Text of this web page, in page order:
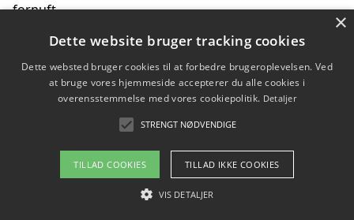
fornuft
Sådan kan du handle bæredygtigt og bestil med
faktura
Om / kontakt
Blog Betingelser
×
Dette website bruger tracking cookies
Dette websted bruger cookies til at forbedre brugeroplevelsen. Ved
at bruge vores hjemmeside accepterer du alle cookies i
overensstemmelse med vores cookiepolitik. Detaljer
STRENGT NØDVENDIGE
TILLAD COOKIES TILLAD IKKE COOKIES
VIS DETALJER